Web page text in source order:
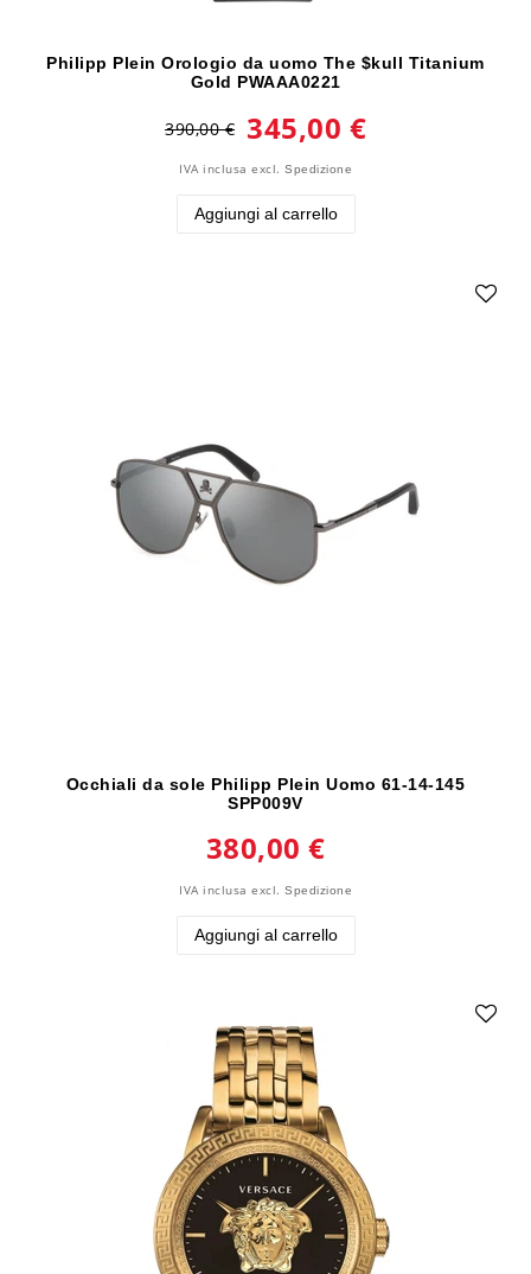
Philipp Plein Orologio da uomo The $kull Titanium
Gold PWAAA0221
390,00 € 345,00 €
IVA inclusa excl. Spedizione
Aggiungi al carrello
Occhiali da sole Philipp Plein Uomo 61-14-145
SPP009V
380,00 €
IVA inclusa excl. Spedizione
Aggiungi al carrello